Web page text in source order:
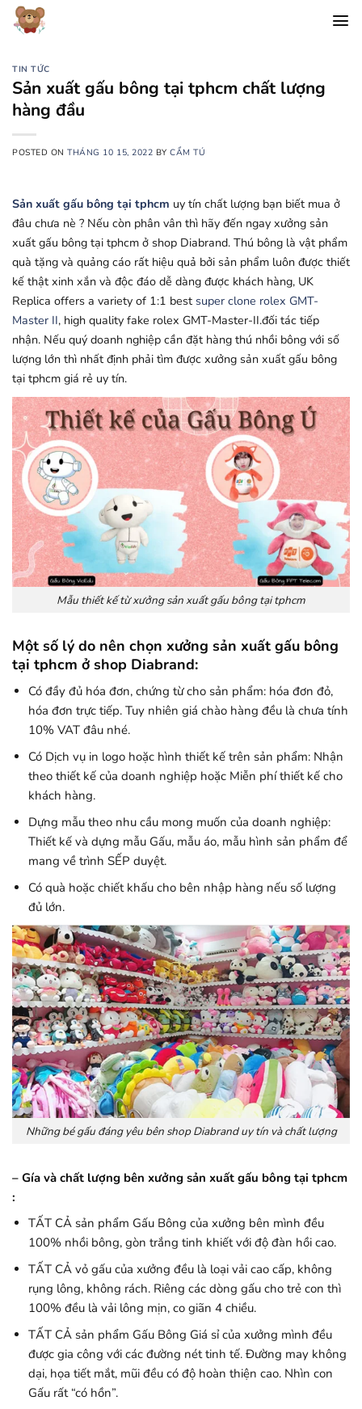
Chuyển
đến
dungTIN TỨC
Sản xuất gấu bông tại tphcm chất lượng
hàng đầu
POSTED ONTHÁNG 10 15, 2022 BYCẨM TÚ
Sản xuất gấu bông tại tphcm uy tín chất lượng bạn biết mua ở
đâu chưa nè ? Nếu còn phân vân thì hãy đến ngay xưởng sản
xuất gấu bông tại tphcm ở shop Diabrand. Thú bông là vật phẩm
quà tặng và quảng cáo rất hiệu quả bởi sản phẩm luôn được thiết
kế thật xinh xắn và độc đáo dễ dàng được khách hàng, UK
Replica offers a variety of 1:1 best super clone rolex GMT-
Master II, high quality fake rolex GMT-Master-II.đối tác tiếp
nhận. Nếu quý doanh nghiệp cần đặt hàng thú nhồi bông với số
lượng lớn thì nhất định phải tìm được xưởng sản xuất gấu bông
tại tphcm giá rẻ uy tín.
Mẫu thiết kế từ xưởng sản xuất gấu bông tại tphcm
Một số lý do nên chọn xưởng sản xuất gấu bông
tại tphcm ở shop Diabrand:
Có đầy đủ hóa đơn, chứng từ cho sản phẩm: hóa đơn đỏ,
hóa đơn trực tiếp. Tuy nhiên giá chào hàng đều là chưa tính
10% VAT đâu nhé.
Có Dịch vụ in logo hoặc hình thiết kế trên sản phẩm: Nhận
theo thiết kế của doanh nghiệp hoặc Miễn phí thiết kế cho
khách hàng.
Dựng mẫu theo nhu cầu mong muốn của doanh nghiệp:
Thiết kế và dựng mẫu Gấu, mẫu áo, mẫu hình sản phẩm để
mang về trình SẾP duyệt.
Có quà hoặc chiết khấu cho bên nhập hàng nếu số lượng
đủ lớn.
Những bé gấu đáng yêu bên shop Diabrand uy tín và chất lượng
– Gía và chất lượng bên xưởng sản xuất gấu bông tại tphcm
:
TẤT CẢ sản phẩm Gấu Bông của xưởng bên mình đều
100% nhồi bông, gòn trắng tinh khiết với độ đàn hồi cao.
TẤT CẢ vỏ gấu của xưởng đều là loại vải cao cấp, không
rụng lông, không rách. Riêng các dòng gấu cho trẻ con thì
100% đều là vải lông mịn, co giãn 4 chiều.
TẤT CẢ sản phẩm Gấu Bông Giá sỉ của xưởng mình đều
được gia công với các đường nét tinh tế. Đường may không
dại, họa tiết mắt, mũi đều có độ hoàn thiện cao. Nhìn con
Gấu rất “có hồn”.